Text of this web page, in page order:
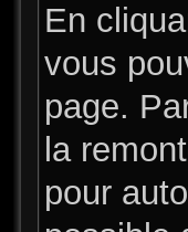
En
vous
page.
la
pour